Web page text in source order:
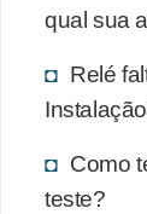
qual sua
Relé
Como
teste?